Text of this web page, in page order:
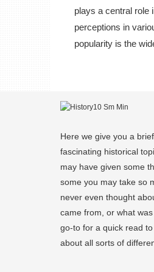
plays a central role
perceptions in
popularity is the
Here we give you a
fascinating historical
may have given some
some you may take so
never even thought
came from, or what
go-to for a quick read
about all sorts of